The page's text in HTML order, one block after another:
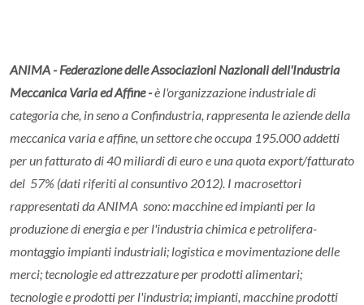
ANIMA - Federazione delle Associazioni Nazionali dell'Industria
Meccanica Varia ed Affine -è l'organizzazione industriale di
categoria che, in seno a Confindustria, rappresenta le aziende della
meccanica varia e affine, un settore che occupa 195.000 addetti
per un fatturato di 40 miliardi di euro e una quota export/fatturato
del 57% (dati riferiti al consuntivo 2012). I macrosettori
rappresentati da ANIMA sono: macchine ed impianti per la
produzione di energia e per l'industria chimica e petrolifera-
montaggio impianti industriali; logistica e movimentazione delle
merci; tecnologie ed attrezzature per prodotti alimentari;
tecnologie e prodotti per l'industria; impianti, macchine prodotti